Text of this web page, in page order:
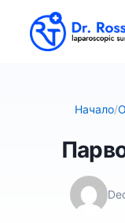
Начало/